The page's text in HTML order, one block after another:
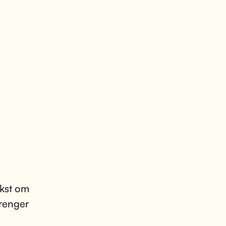
om